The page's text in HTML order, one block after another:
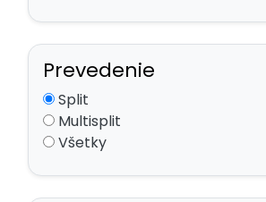
Prevedenie
Split
Multisplit
Všetky